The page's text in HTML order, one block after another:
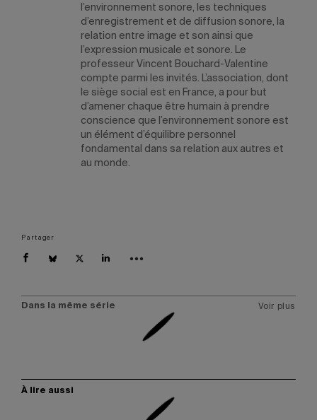
l’environnement sonore, les techniques
d’enregistrement et de diffusion sonore, la
relation entre image et son ainsi que
l’expression musicale et sonore. Le
professeur Vincent Bouchard-Valentine
compte parmi les invités. L’association, dont
le siège social est en France, a pour but
d’amener chaque être humain à prendre
conscience que l’environnement sonore est
un élément d’équilibre personnel
fondamental dans sa relation aux autres et
au monde.
Partager
Dans la même série Voir plus
À lire aussi